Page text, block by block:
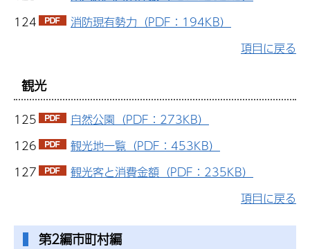
124
消防現有勢力（PDF：194KB）
項目に戻る
観光
125
自然公園（PDF：273KB）
126
観光地一覧（PDF：453KB）
127
観光客と消費金額（PDF：235KB）
項目に戻る
第2編市町村編